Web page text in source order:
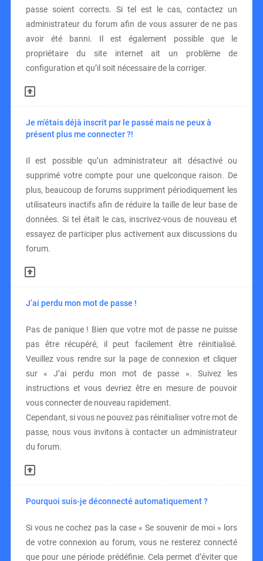
passe soient corrects. Si tel est le cas, contactez un
administrateur du forum afin de vous assurer de ne pas
avoir été banni. Il est également possible que le
propriétaire du site internet ait un problème de
configuration et qu’il soit nécessaire de la corriger.
Je m’étais déjà inscrit par le passé mais ne peux à
présent plus me connecter ?!
Il est possible qu’un administrateur ait désactivé ou
supprimé votre compte pour une quelconque raison. De
plus, beaucoup de forums suppriment périodiquement les
utilisateurs inactifs afin de réduire la taille de leur base de
données. Si tel était le cas, inscrivez-vous de nouveau et
essayez de participer plus activement aux discussions du
forum.
J’ai perdu mon mot de passe !
Pas de panique ! Bien que votre mot de passe ne puisse
pas être récupéré, il peut facilement être réinitialisé.
Veuillez vous rendre sur la page de connexion et cliquer
sur « J’ai perdu mon mot de passe ». Suivez les
instructions et vous devriez être en mesure de pouvoir
vous connecter de nouveau rapidement.
Cependant, si vous ne pouvez pas réinitialiser votre mot de
passe, nous vous invitons à contacter un administrateur
du forum.
Pourquoi suis-je déconnecté automatiquement ?
Si vous ne cochez pas la case « Se souvenir de moi » lors
de votre connexion au forum, vous ne resterez connecté
que pour une période prédéfinie. Cela permet d’éviter que